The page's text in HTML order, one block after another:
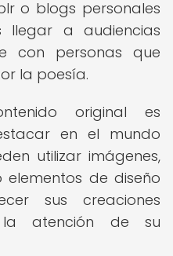
o blogs personales
a audiencias
con personas que
la poesía.
original es
en el mundo
utilizar imágenes,
de diseño
sus creaciones
atención de su